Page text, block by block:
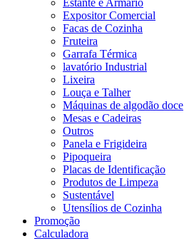
Estante e Armário
Expositor Comercial
Facas de Cozinha
Fruteira
Garrafa Térmica
lavatório Industrial
Lixeira
Louça e Talher
Máquinas de algodão doce
Mesas e Cadeiras
Outros
Panela e Frigideira
Pipoqueira
Placas de Identificação
Produtos de Limpeza
Sustentável
Utensílios de Cozinha
Promoção
Calculadora